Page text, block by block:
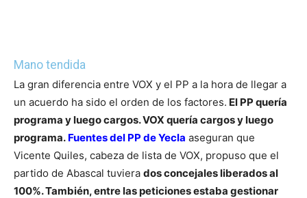
Mano tendida
La gran diferencia entre VOX y el PP a la hora de llegar a
un acuerdo ha sido el orden de los factores. El PP quería
programa y luego cargos. VOX quería cargos y luego
programa. Fuentes del PP de Yecla aseguran que
Vicente Quiles, cabeza de lista de VOX, propuso que el
partido de Abascal tuviera dos concejales liberados al
100%. También, entre las peticiones estaba gestionar